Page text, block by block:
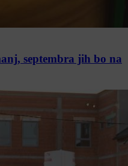
septembra jih bo na